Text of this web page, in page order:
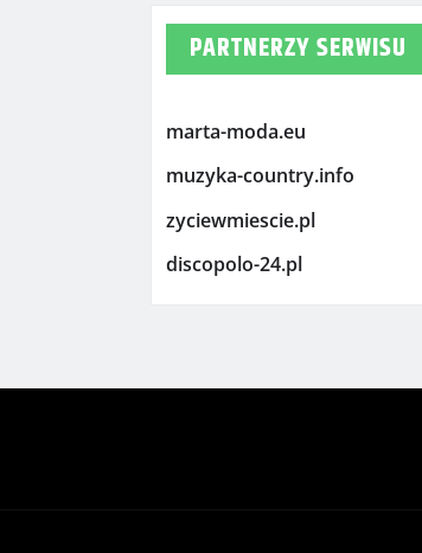
PARTNERZY SERWISU
marta-moda.eu
muzyka-country.info
zyciewmiescie.pl
discopolo-24.pl